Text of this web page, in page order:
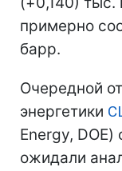
примерно
барр.
Очередной
энергетики
Energy,
ожидали